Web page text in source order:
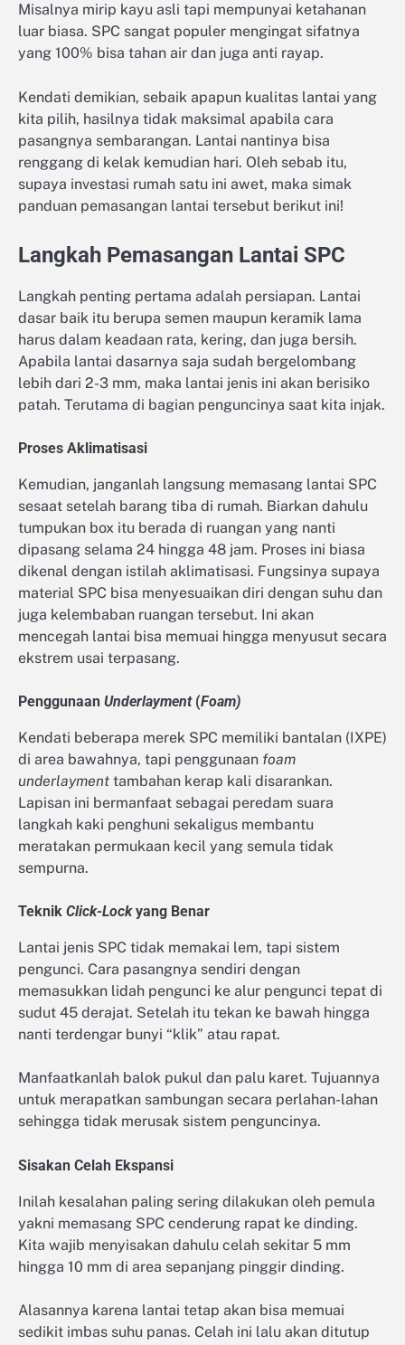
Misalnya mirip kayu asli tapi mempunyai ketahanan
luar biasa. SPC sangat populer mengingat sifatnya
yang 100% bisa tahan air dan juga anti rayap.
Kendati demikian, sebaik apapun kualitas lantai yang
kita pilih, hasilnya tidak maksimal apabila cara
pasangnya sembarangan. Lantai nantinya bisa
renggang di kelak kemudian hari. Oleh sebab itu,
supaya investasi rumah satu ini awet, maka simak
panduan pemasangan lantai tersebut berikut ini!
Langkah Pemasangan Lantai SPC
Langkah penting pertama adalah persiapan. Lantai
dasar baik itu berupa semen maupun keramik lama
harus dalam keadaan rata, kering, dan juga bersih.
Apabila lantai dasarnya saja sudah bergelombang
lebih dari 2-3 mm, maka lantai jenis ini akan berisiko
patah. Terutama di bagian penguncinya saat kita injak.
Proses Aklimatisasi
Kemudian, janganlah langsung memasang lantai SPC
sesaat setelah barang tiba di rumah. Biarkan dahulu
tumpukan box itu berada di ruangan yang nanti
dipasang selama 24 hingga 48 jam. Proses ini biasa
dikenal dengan istilah aklimatisasi. Fungsinya supaya
material SPC bisa menyesuaikan diri dengan suhu dan
juga kelembaban ruangan tersebut. Ini akan
mencegah lantai bisa memuai hingga menyusut secara
ekstrem usai terpasang.
Penggunaan Underlayment(Foam)
Kendati beberapa merek SPC memiliki bantalan (IXPE)
di area bawahnya, tapi penggunaan foam
underlayment tambahan kerap kali disarankan.
Lapisan ini bermanfaat sebagai peredam suara
langkah kaki penghuni sekaligus membantu
meratakan permukaan kecil yang semula tidak
sempurna.
Teknik Click-Lockyang Benar
Lantai jenis SPC tidak memakai lem, tapi sistem
pengunci. Cara pasangnya sendiri dengan
memasukkan lidah pengunci ke alur pengunci tepat di
sudut 45 derajat. Setelah itu tekan ke bawah hingga
nanti terdengar bunyi “klik” atau rapat.
Manfaatkanlah balok pukul dan palu karet. Tujuannya
untuk merapatkan sambungan secara perlahan-lahan
sehingga tidak merusak sistem penguncinya.
Sisakan Celah Ekspansi
Inilah kesalahan paling sering dilakukan oleh pemula
yakni memasang SPC cenderung rapat ke dinding.
Kita wajib menyisakan dahulu celah sekitar 5 mm
hingga 10 mm di area sepanjang pinggir dinding.
Alasannya karena lantai tetap akan bisa memuai
sedikit imbas suhu panas. Celah ini lalu akan ditutup